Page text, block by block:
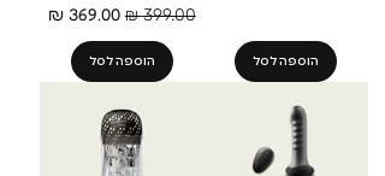
הוספה לסל
מחיר רגיל‏399.00 ‏₪ מחיר מבצע‏369.00 ‏₪
הוספה לסל